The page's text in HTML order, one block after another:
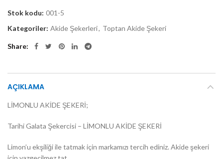
Stok kodu: 001-5
Kategoriler: Akide Şekerleri, Toptan Akide Şekeri
Share
AÇIKLAMA
LİMONLU AKİDE ŞEKERİ;
Tarihi Galata Şekercisi – LİMONLU AKİDE ŞEKERİ
Limon’u ekşiliği ile tatmak için markamızı tercih ediniz. Akide şekeri